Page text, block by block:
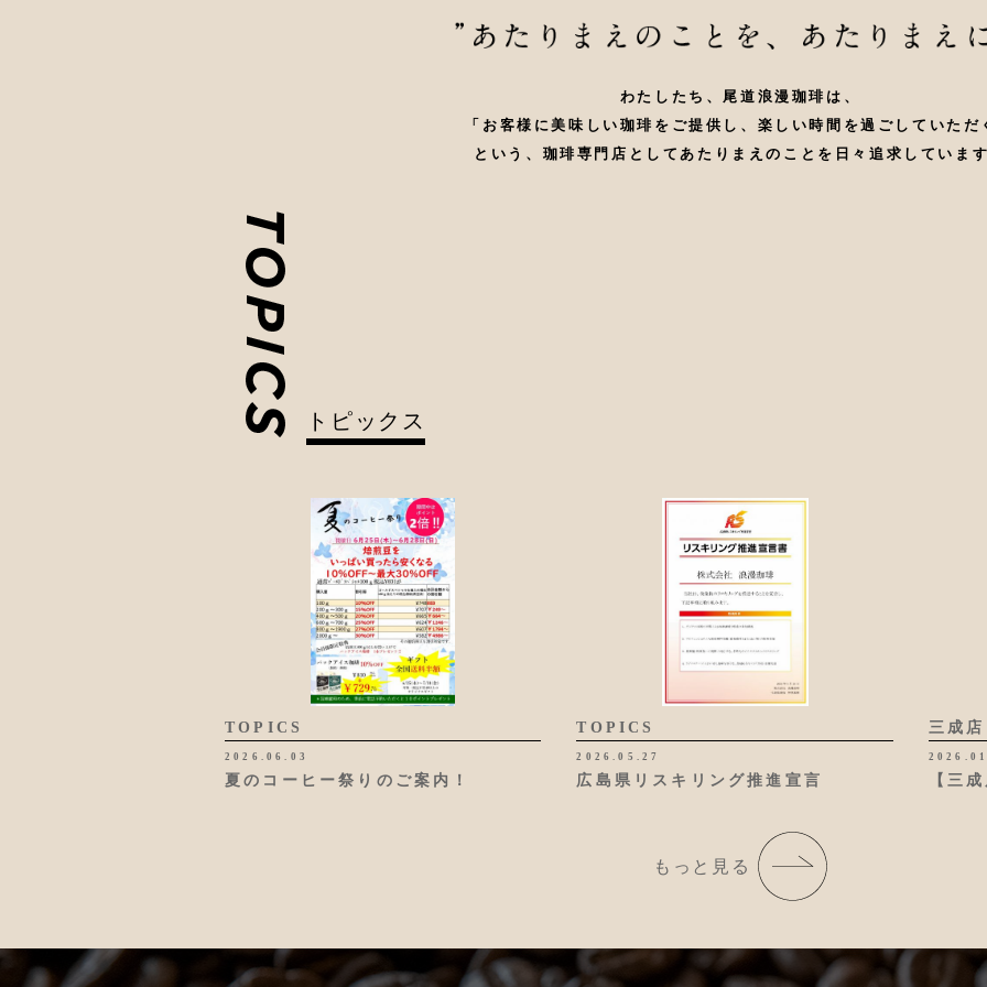
わたしたち、尾道浪漫珈琲は、
「お客様に美味しい珈琲をご提供し、楽しい時間を過ごしていただ
という、珈琲専門店としてあたりまえのことを日々追求しています
トピックス
TOPICS
2026.06.03
夏のコーヒー祭りのご案内！
TOPICS
2026.05.27
広島県リスキリング推進宣言
三成店
【三
もっと見る